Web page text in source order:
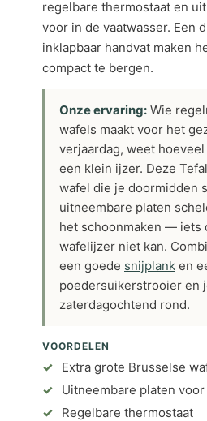
regelbare thermostaat en
voor in de vaatwasser. Een
inklapbaar handvat maken
compact te bergen.
Onze ervaring: Wie
wafels maakt voor het
verjaardag, weet
een klein ijzer. Deze
wafel die je doormidden
uitneembare platen
het schoonmaken — iets
wafelijzer niet kan.
een goede snijplank en
poedersuikerstrooier en
zaterdagochtend rond.
VOORDELEN
Extra grote Brusselse
Uitneembare platen
Regelbare thermostaat